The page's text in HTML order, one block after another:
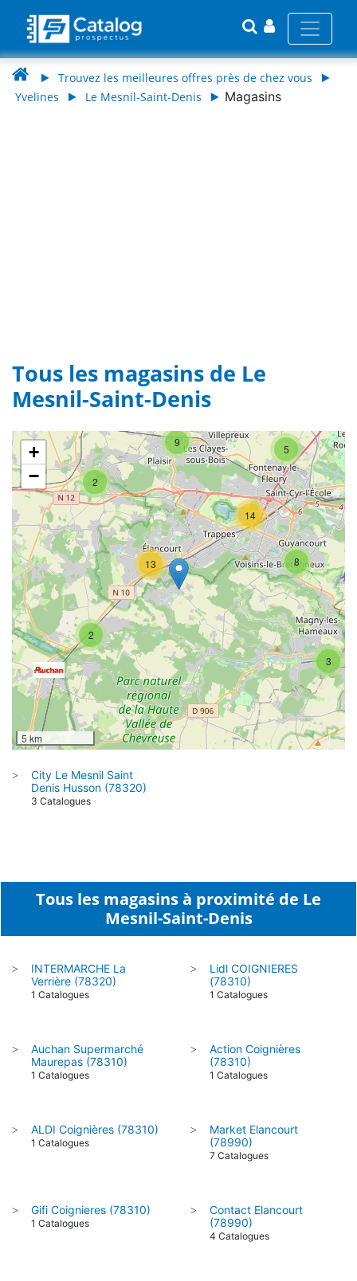
Trouvez les meilleures offres près de chez vous
Yvelines
Le Mesnil-Saint-Denis Magasins
Tous les magasins de Le
Mesnil-Saint-Denis
3
5
9
2
8
2
14
13
+
−
5 km
>
City Le Mesnil Saint
Denis Husson (78320)
3 Catalogues
Tous les magasins à proximité de Le
Mesnil-Saint-Denis
>
INTERMARCHE La
Verrière (78320)
1 Catalogues
>
Lidl COIGNIERES
(78310)
1 Catalogues
>
Auchan Supermarché
Maurepas (78310)
1 Catalogues
>
Action Coignières
(78310)
1 Catalogues
> ALDI Coignières (78310)
1 Catalogues
>
Market Elancourt
(78990)
7 Catalogues
> Gifi Coignieres (78310)
1 Catalogues
>
Contact Elancourt
(78990)
4 Catalogues